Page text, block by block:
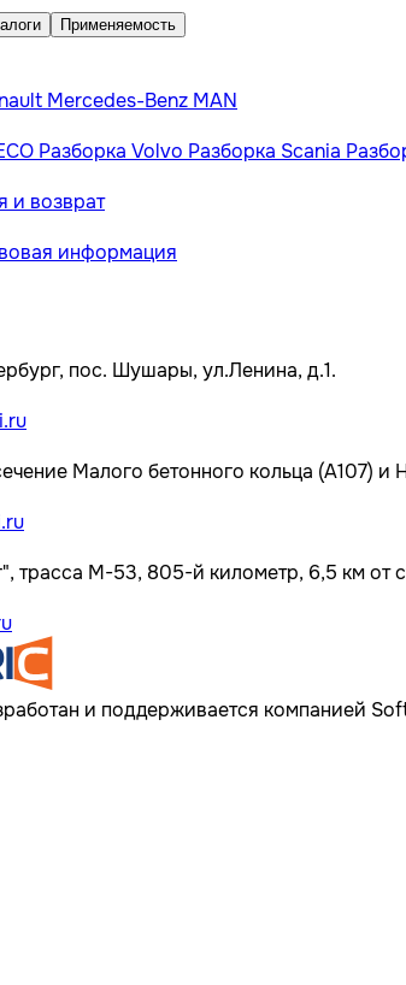
Применяемость
Mercedes-Benz MAN
Разборка Volvo Разборка Scania
и возврат
информация
пос. Шушары, ул.Ленина, д.1.
Малого бетонного кольца (А107)
трасса M-53, 805-й километр, 6,5 км от
и поддерживается компанией